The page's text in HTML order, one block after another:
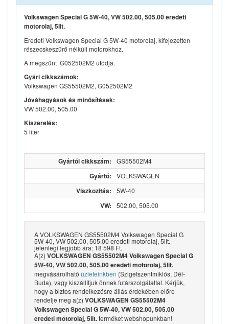
Volkswagen Special G 5W-40, VW 502.00, 505.00 eredeti
motorolaj, 5lit.
Eredeti Volkswagen Special G 5W-40 motorolaj, kifejezetten
részecskeszűrő nélküli motorokhoz.
A megszűnt G052502M2 utódja.
Gyári cikkszámok:
Volkswagen GS55502M2, G052502M2
Jóváhagyások és minősítések:
VW 502.00, 505.00
Kiszerelés:
5 liter
Gyártói cikkszám: GS55502M4
Gyártó: VOLKSWAGEN
Viszkozitás: 5W-40
VW: 502.00, 505.00
A VOLKSWAGEN GS55502M4 Volkswagen Special G
5W-40, VW 502.00, 505.00 eredeti motorolaj, 5lit.
jelenlegi legjobb ára: 18 598 Ft.
A(z) VOLKSWAGEN GS55502M4 Volkswagen Special G
5W-40, VW 502.00, 505.00 eredeti motorolaj, 5lit.
megvásárolható üzleteinkben (Szigetszentmiklós, Dél-
Buda), vagy kiszállítjuk önnek futárszolgálattal. Kérjük,
hogy a biztos rendelkezésre állás érdekében előre
rendelje meg a(z) VOLKSWAGEN GS55502M4
Volkswagen Special G 5W-40, VW 502.00, 505.00
eredeti motorolaj, 5lit.terméket webshopunkban!